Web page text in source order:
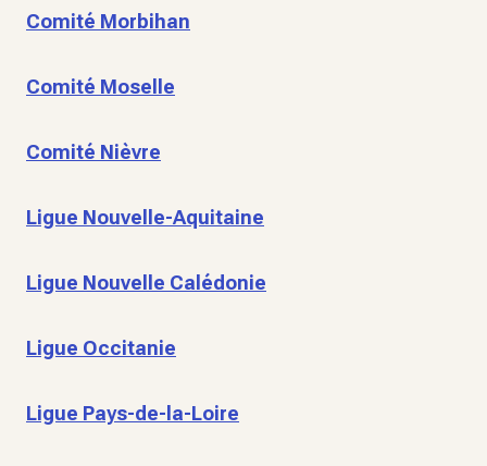
Comité Morbihan
Comité Moselle
Comité Nièvre
Ligue Nouvelle-Aquitaine
Ligue Nouvelle Calédonie
Ligue Occitanie
Ligue Pays-de-la-Loire